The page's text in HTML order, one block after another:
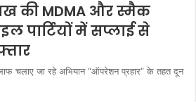
की MDMA और स्मैक
पार्टियों में सप्लाई से
चलाए जा रहे अभियान “ऑपरेशन प्रहार” के तहत दून